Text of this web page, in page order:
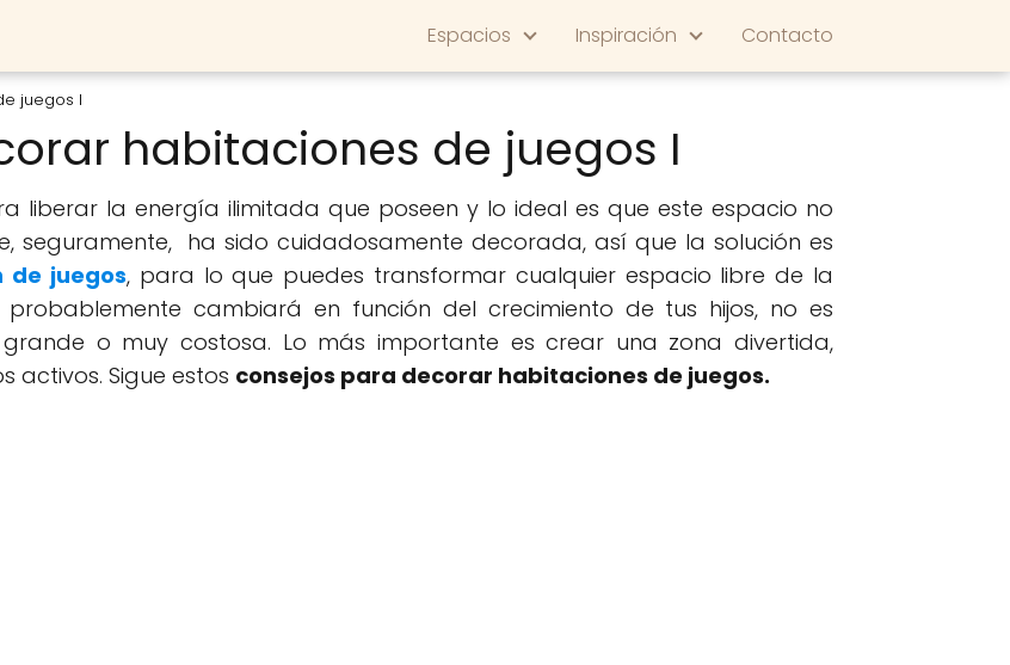
Espacios Inspiración Contacto
juegos I
habitaciones de juegos I
liberar la energía ilimitada que poseen y lo ideal es que este espacio no
seguramente, ha sido cuidadosamente decorada, así que la solución es
de juegos, para lo que puedes transformar cualquier espacio libre de la
cambiará en función del crecimiento de tus hijos, no es
o muy costosa. Lo más importante es crear una zona divertida,
activos. Sigue estos consejos para decorar habitaciones de juegos.